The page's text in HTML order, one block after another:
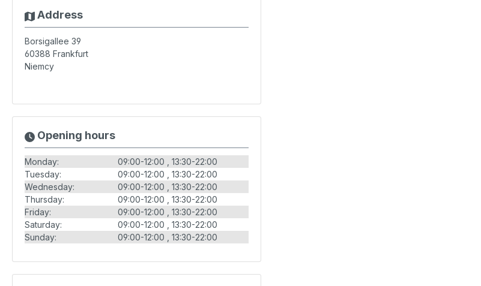
Address
Borsigallee 39
60388 Frankfurt
Niemcy
Opening hours
Monday: 09:00-12:00
13:30-22:00
Tuesday:
09:00-12:00
13:30-22:00
Wednesday:
09:00-12:00
13:30-22:00
Thursday:
09:00-12:00
13:30-22:00
Friday:
09:00-12:00
13:30-22:00
Saturday:
09:00-12:00
13:30-22:00
Sunday:
09:00-12:00 13:30-22:00